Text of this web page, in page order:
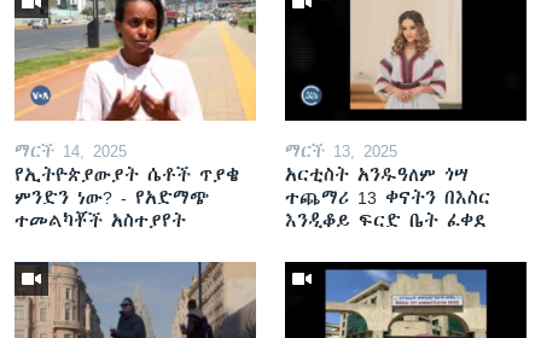
ማርች 14, 2025
የኢትዮጵያውያት ሴቶች ጥያቄ
ምንድን ነው? - የአድማጭ
ተመልካቾች አስተያየት
ማርች 13, 2025
አርቲስት አንዱዓለም ጎሣ
ተጨማሪ 13 ቀናትን በእስር
እንዲቆይ ፍርድ ቤት ፈቀደ